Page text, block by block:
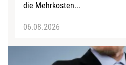
die Mehrkosten...
06.08.2026